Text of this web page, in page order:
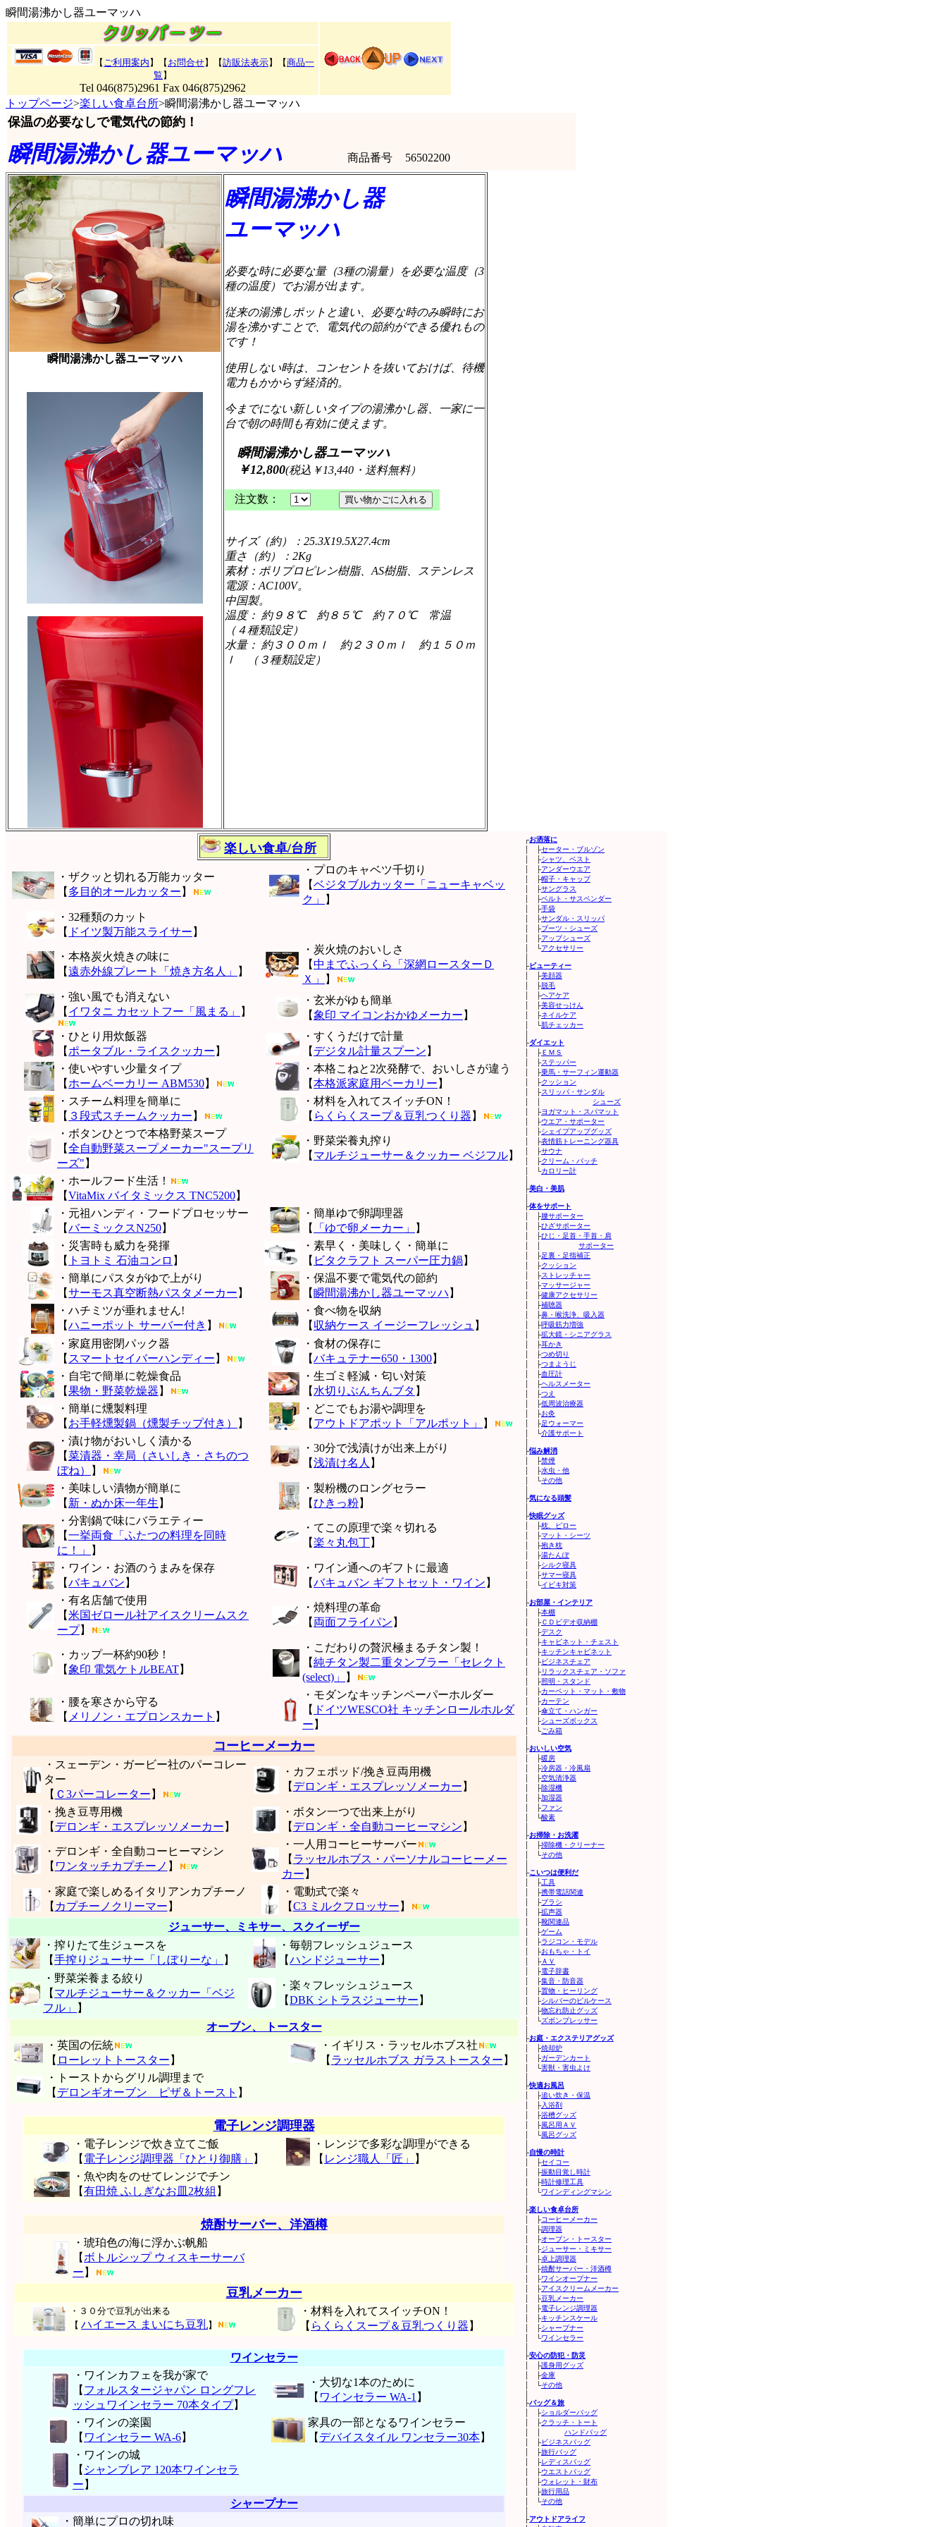
瞬間湯沸かし器ユーマッハ
【 ご利用案内 】【 お問合せ】【訪販法表示】 【商品一
覧 】
Tel 046(875)2961 Fax 046(875)2962
トップページ>楽しい食卓台所>瞬間湯沸かし器ユーマッハ
保温の必要なしで電気代の節約！
瞬間湯沸かし器ユーマッハ 商品番号 56502200
瞬間湯沸かし器ユーマッハ
瞬間湯沸かし器
ユーマッハ
必要な時に必要な量（3種の湯量）を必要な温度（3
種の温度）でお湯が出ます。
従来の湯沸しポットと違い、必要な時のみ瞬時にお
湯を沸かすことで、電気代の節約ができる優れもの
です！
使用しない時は、コンセントを抜いておけば、待機
電力もかからず経済的。
今までにない新しいタイプの湯沸かし器、一家に一
台で朝の時間も有効に使えます。
瞬間湯沸かし器ユーマッハ
￥12,800(税込￥13,440・送料無料）
注文数：
サイズ（約）：25.3X19.5X27.4cm
重さ（約）：2Kg
素材：ポリプロピレン樹脂、AS樹脂、ステンレス
電源：AC100V。
中国製。
温度： 約９８℃ 約８５℃ 約７０℃ 常温
（４種類設定）
水量： 約３００ｍｌ 約２３０ｍｌ 約１５０ｍ
ｌ （３種類設定）
楽しい食卓/台所
┌お洒落に
│ ├セーター・ブルゾン
│ ├シャツ、ベスト
│ ├アンダーウエア
│ ├帽子・キャップ
│ ├サングラス
│ ├ベルト・サスペンダー
│ ├手袋
│ ├サンダル・スリッパ
│ ├ブーツ・シューズ
│ ├アップシューズ
│ └アクセサリー
├ビューティー
│ ├美顔器
│ ├脱毛
│ ├ヘアケア
│ ├美容せっけん
│ ├ネイルケア
│ └肌チェッカー
├ダイエット
│ ├ＥＭＳ
│ ├ステッパー
│ ├乗馬・サーフィン運動器
│ ├クッション
│ ├スリッパ・サンダル
シューズ
│ ├ヨガマット・スパマット
│ ├ウエア・サポーター
│ ├シェイプアップグッズ
│ ├表情筋トレーニング器具
│ ├サウナ
│ ├クリーム・パッチ
│ └カロリー計
├美白・美肌
├体をサポート
│ ├腰サポーター
│ ├ひざサポーター
│ ├ひじ・足首・手首・肩
サポーター
│ ├足裏・足指補正
│ ├クッション
│ ├ストレッチャー
│ ├マッサージャー
│ ├健康アクセサリー
│ ├補聴器
│ ├鼻・喉洗浄、吸入器
│ ├呼吸筋力増強
│ ├拡大鏡・シニアグラス
│ ├耳かき
│ ├つめ切り
│ ├つまようじ
│ ├血圧計
│ ├ヘルスメーター
│ ├つえ
│ ├低周波治療器
│ ├お灸
│ ├足ウォーマー
│ └介護サポート
├悩み解消
│ ├禁煙
│ ├水虫・他
│ └その他
├気になる頭髪
├快眠グッズ
│ ├枕、ピロー
│ ├マット・シーツ
│ ├抱き枕
│ ├湯たんぽ
│ ├シルク寝具
│ ├サマー寝具
│ └イビキ対策
├お部屋・インテリア
│ ├本棚
│ ├ＣＤビデオ収納棚
│ ├デスク
│ ├キャビネット・チェスト
│ ├キッチンキャビネット
│ ├ビジネスチェア
│ ├リラックスチェア・ソファ
│ ├照明・スタンド
│ ├カーペット・マット・敷物
│ ├カーテン
│ ├傘立て・ハンガー
│ ├シューズボックス
│ └ごみ箱
├おいしい空気
│ ├暖房
│ ├冷房器・冷風扇
│ ├空気清浄器
│ ├除湿機
│ ├加湿器
│ ├ファン
│ └酸素
├お掃除・お洗濯
│ ├掃除機・クリーナー
│ └その他
├こいつは便利だ
│ ├工具
│ ├携帯電話関連
│ ├ブラシ
│ ├拡声器
│ ├靴関連品
│ ├ゲーム
│ ├ラジコン・モデル
│ ├おもちゃ・トイ
│ ├ＡＶ
│ ├電子辞書
│ ├集音・防音器
│ ├置物・ヒーリング
│ ├シルバーのピルケース
│ ├物忘れ防止グッズ
│ └ズボンプレッサー
├お庭・エクステリアグッズ
│ ├焼却炉
│ ├ガーデンカート
│ └害獣・害虫よけ
├快適お風呂
│ ├追い炊き・保温
│ ├入浴剤
│ ├浴槽グッズ
│ ├風呂用ＡＶ
│ └風呂グッズ
├自慢の時計
│ ├セイコー
│ ├振動目覚し時計
│ ├時計修理工具
│ └ワインディングマシン
├楽しい食卓台所
│ ├コーヒーメーカー
│ ├調理器
│ ├オーブン・トースター
│ ├ジューサー・ミキサー
│ ├卓上調理器
│ ├焼酎サーバー・洋酒樽
│ ├ワインオープナー
│ ├アイスクリームメーカー
│ ├豆乳メーカー
│ ├電子レンジ調理器
│ ├キッチンスケール
│ ├シャープナー
│ └ワインセラー
├安心の防犯・防災
│ ├護身用グッズ
│ ├金庫
│ └その他
├バッグ＆旅
│ ├ショルダーバッグ
│ ├クラッチ・トート
ハンドバッグ
│ ├ビジネスバッグ
│ ├旅行バッグ
│ ├レディスバッグ
│ ├ウエストバッグ
│ ├ウォレット・財布
│ ├旅行用品
│ └その他
├アウトドアライフ
・ザクッと切れる万能カッター
【 多目的オールカッター 】
・プロのキャベツ千切り
【ベジタブルカッター「ニューキャベッ
ク」
】
・32種類のカット
【 ドイツ製万能スライサー 】
・本格炭火焼きの味に
【遠赤外線プレート「焼き方名人」 】
・炭火焼のおいしさ
【中までふっくら「深網ロースターＤ
Ｘ」
】
・強い風でも消えない
【 イワタニ カセットフー「風まる」 】
・玄米がゆも簡単
【象印 マイコンおかゆメーカー 】
・ひとり用炊飯器
【 ポータブル・ライスクッカー 】
・すくうだけで計量
【 デジタル計量スプーン 】
・使いやすい少量タイプ
【 ホームベーカリー ABM530】
・本格こねと2次発酵で、おいしさが違う
【本格派家庭用ベーカリー 】
・スチーム料理を簡単に
【 ３段式スチームクッカー 】
・材料を入れてスイッチON！
【 らくらくスープ＆豆乳つくり器 】
・ボタンひとつで本格野菜スープ
【全自動野菜スープメーカー"スープリ
ーズ" 】
・野菜栄養丸搾り
【 マルチジューサー＆クッカー ベジフル】
・ホールフード生活！
【VitaMix バイタミックス TNC5200】
・元祖ハンディ・フードプロセッサー
【バーミックスN250】
・簡単ゆで卵調理器
【
「ゆで卵メーカー」
】
・災害時も威力を発揮
【 トヨトミ 石油コンロ 】
・素早く・美味しく・簡単に
【 ビタクラフト スーパー圧力鍋】
・簡単にパスタがゆで上がり
【サーモス真空断熱パスタメーカー 】
・保温不要で電気代の節約
【瞬間湯沸かし器ユーマッハ 】
・ハチミツが垂れません!
【ハニーポット サーバー付き 】
・食べ物を収納
【 収納ケース イージーフレッシュ 】
・家庭用密閉パック器
【 スマートセイバーハンディー 】
・食材の保存に
【バキュテナー650・1300】
・自宅で簡単に乾燥食品
【果物・野菜乾燥器 】
・生ゴミ軽減・匂い対策
【 水切りぶんちんブタ 】
・簡単に燻製料理
【 お手軽燻製鍋（燻製チップ付き） 】
・どこでもお湯や調理を
【 アウトドアポット「アルポット」
】
・漬け物がおいしく漬かる
【菜漬器・幸局（さいしき・さちのつ
ぼね）
】
・30分で浅漬けが出来上がり
【浅漬け名人 】
・美味しい漬物が簡単に
【 新・ぬか床一年生 】
・製粉機のロングセラー
【ひきっ粉】
・分割鍋で味にバラエティー
【一挙両食「ふたつの料理を同時
に！」
】
・てこの原理で楽々切れる
【楽々丸包丁】
・ワイン・お酒のうまみを保存
【バキュバン 】
・ワイン通へのギフトに最適
【バキュバン ギフトセット・ワイン 】
・有名店舗で使用
【米国ゼロール社アイスクリームスク
ープ】
・焼料理の革命
【 両面フライパン 】
・カップ一杯約90秒！
【象印 電気ケトルBEAT】
・こだわりの贅沢極まるチタン製！
【純チタン製二重タンブラー「セレクト
(select)」
】
・腰を寒さから守る
【 メリノン・エプロンスカート 】
・モダンなキッチンペーパーホルダー
【 ドイツWESCO社 キッチンロールホルダ
ー 】
コーヒーメーカー
・スェーデン・ガービー社のパーコレー
ター
【 Ｃ3パーコレーター 】
・カフェポッド/挽き豆両用機
【 デロンギ・エスプレッソメーカー 】
・挽き豆専用機
【 デロンギ・エスプレッソメーカー 】
・ボタン一つで出来上がり
【 デロンギ・全自動コーヒーマシン 】
・デロンギ・全自動コーヒーマシン
【 ワンタッチカプチーノ 】
・一人用コーヒーサーバー
【 ラッセルホブス・パーソナルコーヒーメー
カー 】
・家庭で楽しめるイタリアンカプチーノ
【 カプチーノクリーマー 】
・電動式で楽々
【C3 ミルクフロッサー 】
ジューサー、ミキサー、スクイーザー
・搾りたて生ジュースを
【手搾りジューサー「しぼりーな」 】
・毎朝フレッシュジュース
【ハンドジューサー 】
・野菜栄養まる絞り
【 マルチジューサー＆クッカー「ベジ
フル」
】
・楽々フレッシュジュース
【DBK シトラスジューサー 】
オーブン、 トースター
・英国の伝統
【 ローレットトースター 】
・イギリス・ラッセルホブス社
【 ラッセルホブス ガラストースター 】
・トーストからグリル調理まで
【 デロンギオーブン ピザ＆トースト 】
電子レンジ調理器
・電子レンジで炊き立てご飯
【 電子レンジ調理器「ひとり御膳」 】
・レンジで多彩な調理ができる
【 レンジ職人「匠」
】
・魚や肉をのせてレンジでチン
【有田焼 ふしぎなお皿2枚組 】
焼酎サーバー、洋酒樽
・琥珀色の海に浮かぶ帆船
【 ボトルシップ ウィスキーサーバ
ー 】
豆乳メーカー
・３０分で豆乳が出来る
【 ハイエース まいにち豆乳】
・材料を入れてスイッチON！
【 らくらくスープ＆豆乳つくり器 】
ワインセラー
・ワインカフェを我が家で
【 フォルスタージャパン ロングフレ
ッシュワインセラー 70本タイプ】
・大切な1本のために
【 ワインセラー WA-1 】
・ワインの楽園
【 ワインセラー WA-6】
家具の一部となるワインセラー
【 デバイスタイル ワンセラー30本】
・ワインの城
【 シャンブレア 120本ワインセラ
ー 】
シャープナー
・簡単にプロの切れ味